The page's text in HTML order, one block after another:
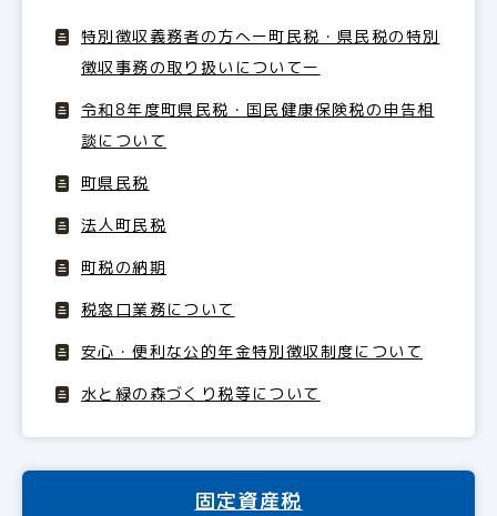
特別徴収義務者の方へー町民税・県民税の特別
徴収事務の取り扱いについてー
令和8年度町県民税・国民健康保険税の申告相
談について
町県民税
法人町民税
町税の納期
税窓口業務について
安心・便利な公的年金特別徴収制度について
水と緑の森づくり税等について
固定資産税